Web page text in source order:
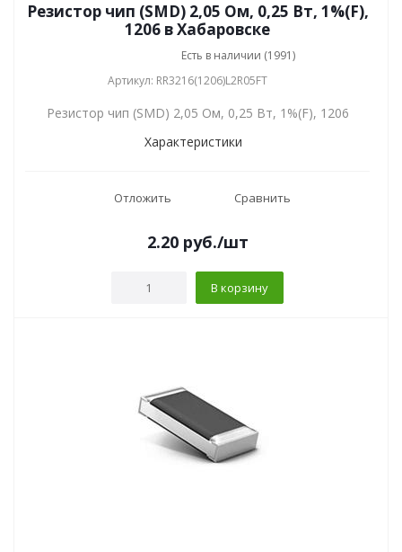
Резистор чип (SMD) 2,05 Ом, 0,25 Вт, 1%(F),
1206 в Хабаровске
Есть в наличии (1991)
Артикул: RR3216(1206)L2R05FT
Резистор чип (SMD) 2,05 Ом, 0,25 Вт, 1%(F), 1206
Характеристики
Отложить Сравнить
2.20 руб./шт
В корзину